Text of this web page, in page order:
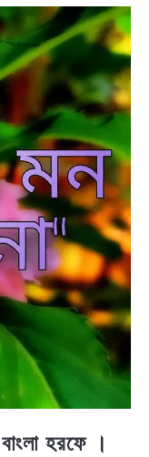
হরফে ।